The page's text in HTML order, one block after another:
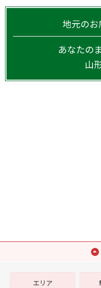
地元のお
あなたの
山
エリア